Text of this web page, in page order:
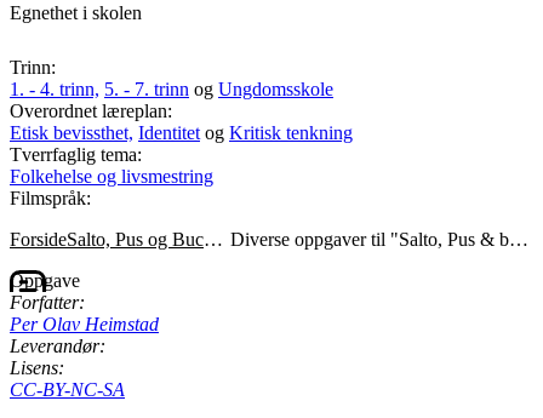
Egnethet i skolen
Trinn:
1. - 4. trinn, 5. - 7. trinn og Ungdomsskole
Overordnet læreplan:
Etisk bevissthet, Identitet og Kritisk tenkning
Tverrfaglig tema:
Folkehelse og livsmestring
Filmspråk:
Forside
Salto, Pus og Bucketlisten
Diverse oppgaver til "Salto, Pus & bucketlisten"
Oppgave
Forfatter:
Per Olav Heimstad
Leverandør:
Lisens:
CC-BY-NC-SA